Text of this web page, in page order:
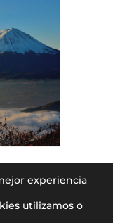
experiencia
utilizamos o